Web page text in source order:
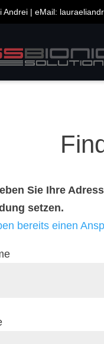
Andrei | eMail:
Sie Ihre
setzen.
bereits einen